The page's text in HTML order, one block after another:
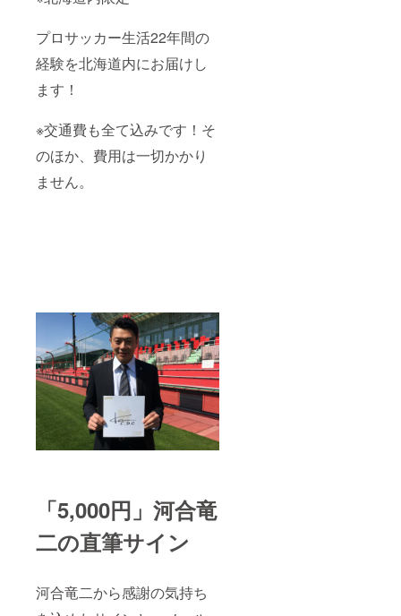
プロサッカー生活22年間の
経験を北海道内にお届けし
ます！
※交通費も全て込みです！そ
のほか、費用は一切かかり
ません。
「5,000円」河合竜
二の直筆サイン
河合竜二から感謝の気持ち